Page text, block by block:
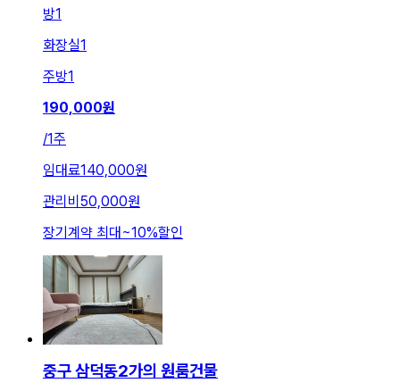
방1
화장실1
주방1
190,000원
/1주
임대료140,000원
관리비 50,000원
장기계약 최대~10%할인
중구 삼덕동2가의 원룸건물